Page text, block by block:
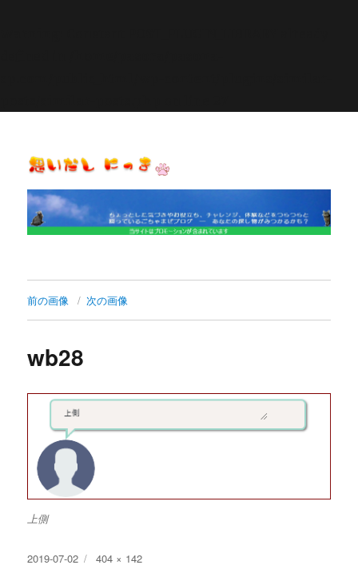
思いだし にっき
前の画像 次の画像
wb28
上側
投
2019-07-02
フ
404 × 142